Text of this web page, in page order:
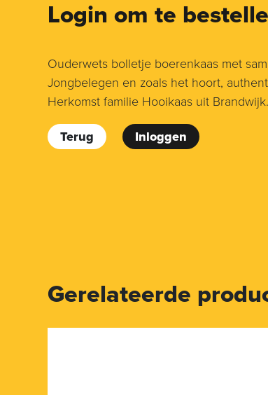
Login om te
Ouderwets bolletje boerenkaas met
Jongbelegen en zoals het hoort,
Herkomst familie Hooikaas uit Brandwijk.
Terug Inloggen
Gerelateerde